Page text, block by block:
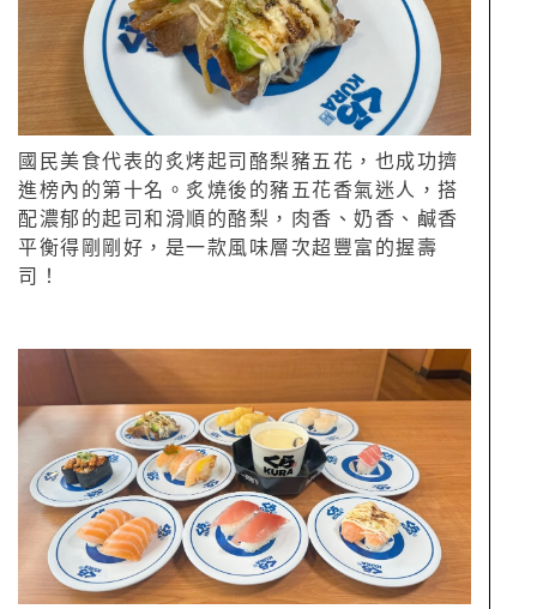
國民美食代表的炙烤起司酪梨豬五花，也成功擠
進榜內的第十名。炙燒後的豬五花香氣迷人，搭
配濃郁的起司和滑順的酪梨，肉香、奶香、鹹香
平衡得剛剛好，是一款風味層次超豐富的握壽
司！